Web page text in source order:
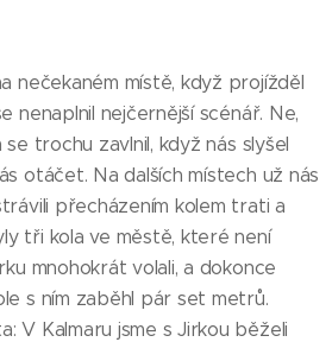
nečekaném místě, když projížděl
nenaplnil nejčernější scénář. Ne,
trochu zavlnil, když nás slyšel
otáčet. Na dalších místech už nás
přecházením kolem trati a
tři kola ve městě, které není
mnohokrát volali, a dokonce
s ním zaběhl pár set metrů.
V Kalmaru jsme s Jirkou běželi